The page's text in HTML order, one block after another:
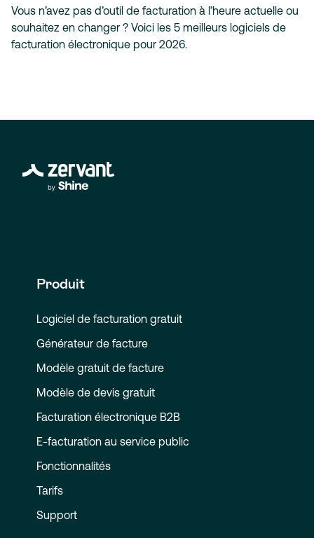
Vous n’avez pas d’outil de facturation à l’heure actuelle ou
souhaitez en changer ? Voici les 5 meilleurs logiciels de
facturation électronique pour 2026.
Produit
Logiciel de facturation gratuit
Générateur de facture
Modèle gratuit de facture
Modèle de devis gratuit
Facturation électronique B2B
E-facturation au service public
Fonctionnalités
Tarifs
Support